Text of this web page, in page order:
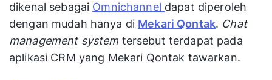
dikenal sebagai Omnichannel dapat diperoleh
dengan mudah hanya di Mekari Qontak. Chat
management system tersebut terdapat pada
aplikasi CRM yang Mekari Qontak tawarkan.